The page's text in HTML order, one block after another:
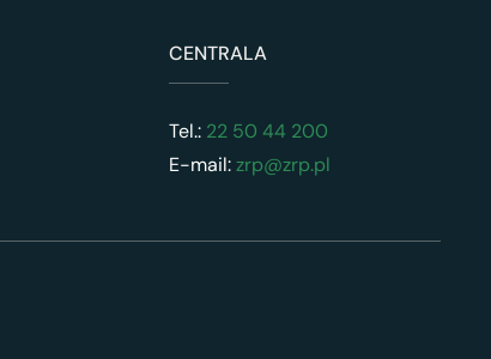
CENTRALA
Tel.:22 50 44 200
E-mail:zrp@zrp.pl